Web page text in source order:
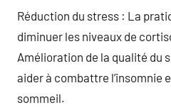
Réduction du stress : La
diminuer les niveaux de
Amélioration de la qualité du
aider à combattre l’insomnie
sommeil.